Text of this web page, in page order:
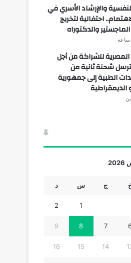
والإرشاد الأسري في
احتفالية لتخريج
والدكتوراه
المصرية للشراكة من أجل
ترسل شحنة ثانية من
الطبية إلى جمهورية
الديمقراطية
ج س د
1
2
7
8
9
14
15
16